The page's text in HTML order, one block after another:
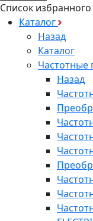
Список избранного
Каталог
Назад
Каталог
Частотные
Назад